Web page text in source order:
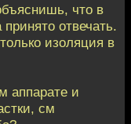
что в
отвечать.
изоляция в
аппарате и
см